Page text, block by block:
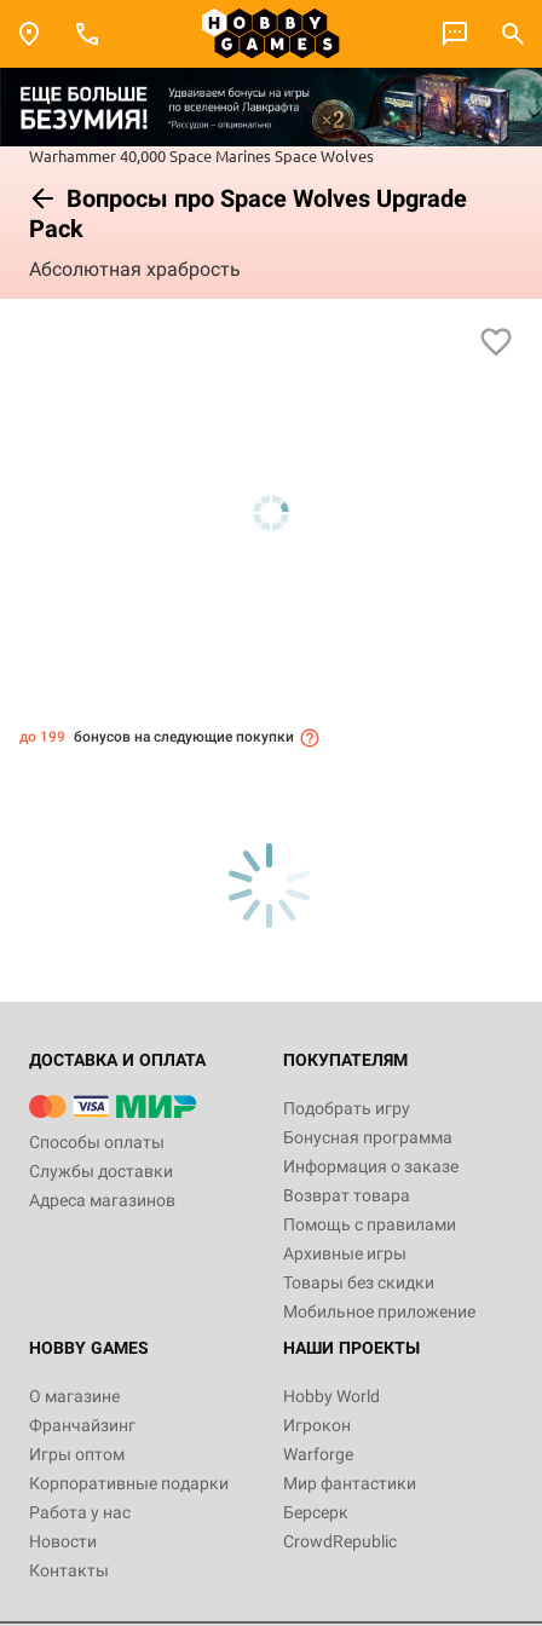
Warhammer 40,000Space MarinesSpace Wolves
Вопросы про Space Wolves Upgrade
Pack
Абсолютная храбрость
до 199 бонусов на следующие покупки
ДОСТАВКА И ОПЛАТА
Способы оплаты
Службы доставки
Адреса магазинов
ПОКУПАТЕЛЯМ
Подобрать игру
Бонусная программа
Информация о заказе
Возврат товара
Помощь с правилами
Архивные игры
Товары без скидки
Мобильное приложение
HOBBY GAMES
О магазине
Франчайзинг
Игры оптом
Корпоративные подарки
Работа у нас
Новости
Контакты
НАШИ ПРОЕКТЫ
Hobby World
Игрокон
Warforge
Мир фантастики
Берсерк
CrowdRepublic